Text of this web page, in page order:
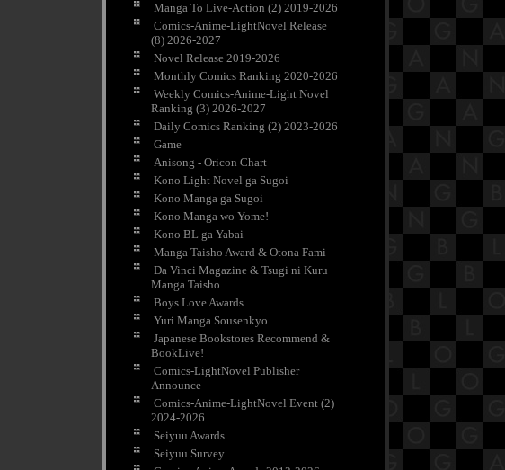
Manga To Live-Action (2) 2019-2026
Comics-Anime-LightNovel Release
(8) 2026-2027
Novel Release 2019-2026
Monthly Comics Ranking 2020-2026
Weekly Comics-Anime-Light Novel
Ranking (3) 2026-2027
Daily Comics Ranking (2) 2023-2026
Game
Anisong - Oricon Chart
Kono Light Novel ga Sugoi
Kono Manga ga Sugoi
Kono Manga wo Yome!
Kono BL ga Yabai
Manga Taisho Award & Otona Fami
Da Vinci Magazine & Tsugi ni Kuru
Manga Taisho
Boys Love Awards
Yuri Manga Sousenkyo
Japanese Bookstores Recommend &
BookLive!
Comics-LightNovel Publisher
Announce
Comics-Anime-LightNovel Event (2)
2024-2026
Seiyuu Awards
Seiyuu Survey